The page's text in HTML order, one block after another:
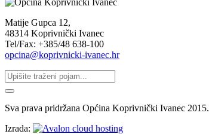
Matije Gupca 12,
48314 Koprivnički Ivanec
Tel/Fax: +385/48 638-100
opcina@koprivnicki-ivanec.hr
Sva prava pridržana Općina Koprivnički Ivanec 2015.
Izrada: